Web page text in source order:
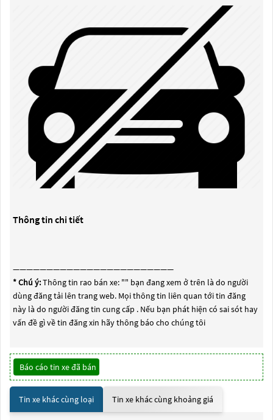
Thông tin chi tiết
————————————————————————
* Chú ý:Thông tin rao bán xe: "" bạn đang xem ở trên là do người
dùng đăng tải lên trang web. Mọi thông tin liên quan tới tin đăng
này là do người đăng tin cung cấp . Nếu bạn phát hiện có sai sót hay
vấn đề gì về tin đăng xin hãy thông báo cho chúng tôi
Báo cáo tin xe đã bán
Tin xe khác cùng loại Tin xe khác cùng khoảng giá